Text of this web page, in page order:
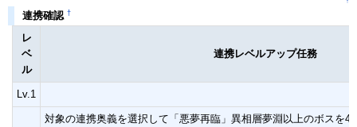
↑
連携確認 †
レ
ベ
ル
連携レベルアップ任務
Lv.1
対象の連携奥義を選択して「悪夢再臨」異相層夢淵以上のボスを4